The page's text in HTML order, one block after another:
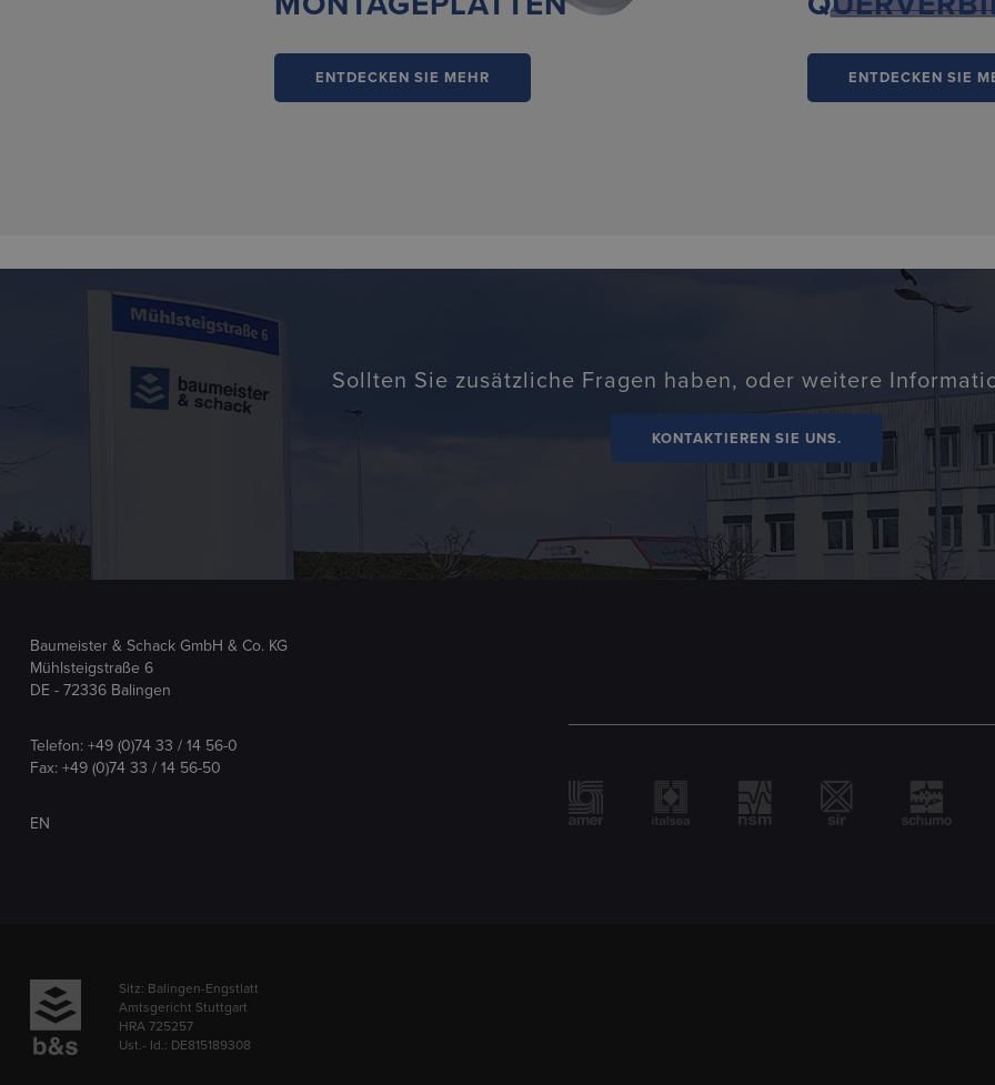
ENTDECKEN SIE MEHR ENTDECKEN SIE
Sollten Sie zusätzliche Fragen haben, oder weitere
KONTAKTIEREN SIE UNS.
Baumeister & Schack GmbH & Co. KG
Mühlsteigstraße 6
DE - 72336 Balingen
Telefon: +49 (0)74 33 / 14 56-0
Fax: +49 (0)74 33 / 14 56-50
EN
Sitz: Balingen-Engstlatt
Amtsgericht Stuttgart
HRA 725257
Ust.- Id.: DE815189308